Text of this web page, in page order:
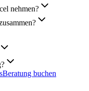
nehmen?
Beratung buchen